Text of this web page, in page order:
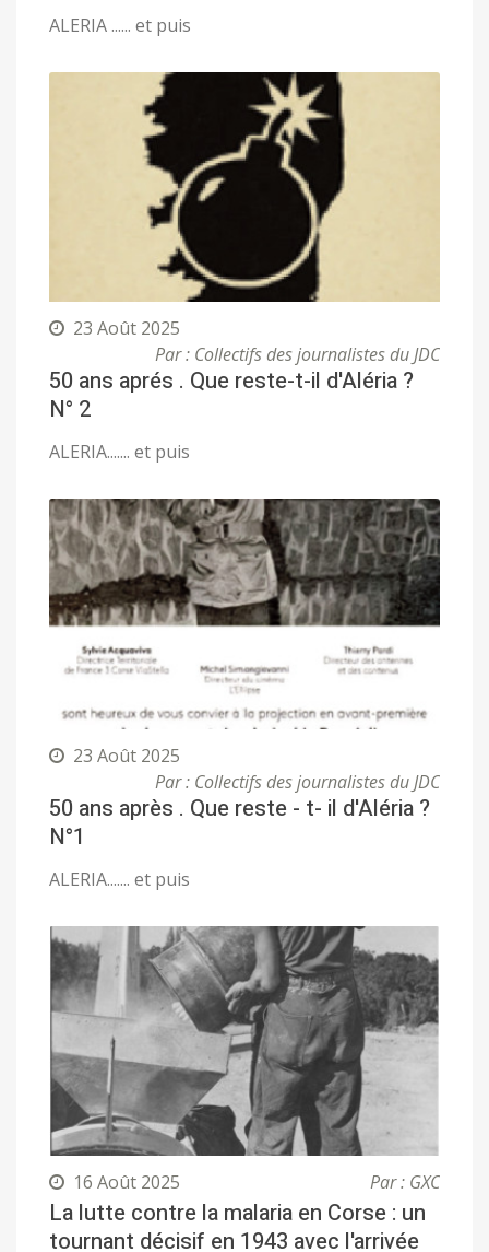
ALERIA ...... et puis
23 Août 2025
Par : Collectifs des journalistes du JDC
50 ans aprés . Que reste-t-il d'Aléria ?
N° 2
ALERIA....... et puis
23 Août 2025
Par : Collectifs des journalistes du JDC
50 ans après . Que reste - t- il d'Aléria ?
N°1
ALERIA....... et puis
16 Août 2025 Par : GXC
La lutte contre la malaria en Corse : un
tournant décisif en 1943 avec l'arrivée